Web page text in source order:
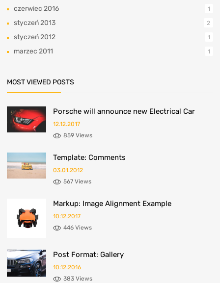
czerwiec 2016 1
styczeń 2013 2
styczeń 2012 1
marzec 2011 1
MOST VIEWED POSTS
Porsche will announce new Electrical Car
12.12.2017
859 Views
Template: Comments
03.01.2012
567 Views
Markup: Image Alignment Example
10.12.2017
446 Views
Post Format: Gallery
10.12.2016
383 Views